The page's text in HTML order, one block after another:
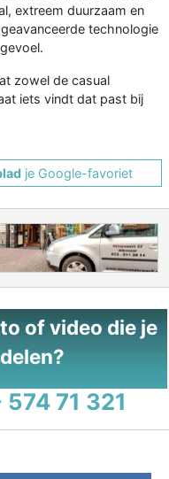
extreem duurzaam en
technologie
zowel de casual
iets vindt dat past bij
je Google-favoriet
of video die je
71 321